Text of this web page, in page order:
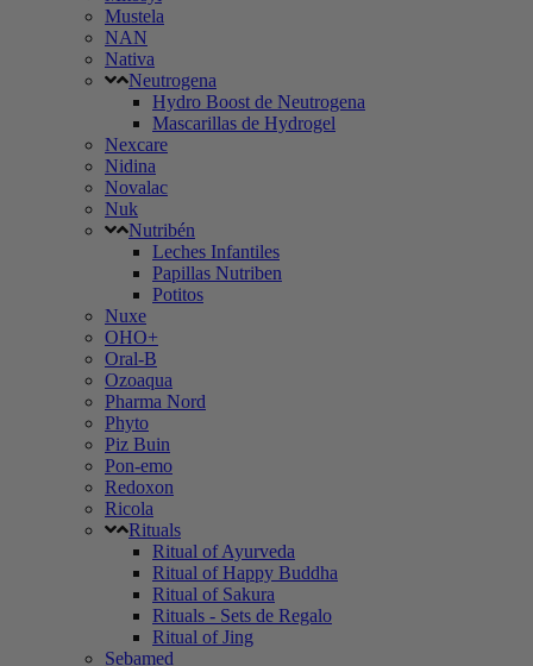
Mustela
NAN
Nativa
Neutrogena
Hydro Boost de Neutrogena
Mascarillas de Hydrogel
Nexcare
Nidina
Novalac
Nuk
Nutribén
Leches Infantiles
Papillas Nutriben
Potitos
Nuxe
OHO+
Oral-B
Ozoaqua
Pharma Nord
Phyto
Piz Buin
Pon-emo
Redoxon
Ricola
Rituals
Ritual of Ayurveda
Ritual of Happy Buddha
Ritual of Sakura
Rituals - Sets de Regalo
Ritual of Jing
Sebamed